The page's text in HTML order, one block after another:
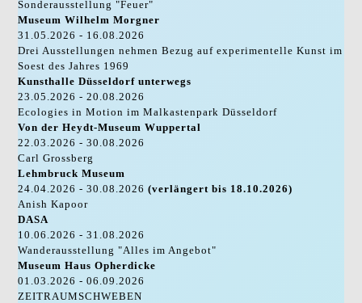
Sonderausstellung "Feuer"
Museum Wilhelm Morgner
31.05.2026 - 16.08.2026
Drei Ausstellungen nehmen Bezug auf experimentelle Kunst im
Soest des Jahres 1969
Kunsthalle Düsseldorf unterwegs
23.05.2026 - 20.08.2026
Ecologies in Motion im Malkastenpark Düsseldorf
Von der Heydt-Museum Wuppertal
22.03.2026 - 30.08.2026
Carl Grossberg
Lehmbruck Museum
24.04.2026 - 30.08.2026(verlängert bis 18.10.2026)
Anish Kapoor
DASA
10.06.2026 - 31.08.2026
Wanderausstellung "Alles im Angebot"
Museum Haus Opherdicke
01.03.2026 - 06.09.2026
ZEITRAUMSCHWEBEN